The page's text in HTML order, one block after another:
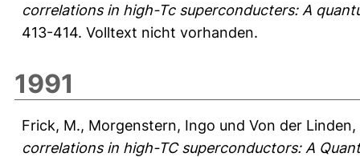
correlations in high-Tc superconducters: A
413-414. Volltext nicht vorhanden.
1991
Frick, M., Morgenstern, Ingo und Von der
correlations in high-TC superconductors: A